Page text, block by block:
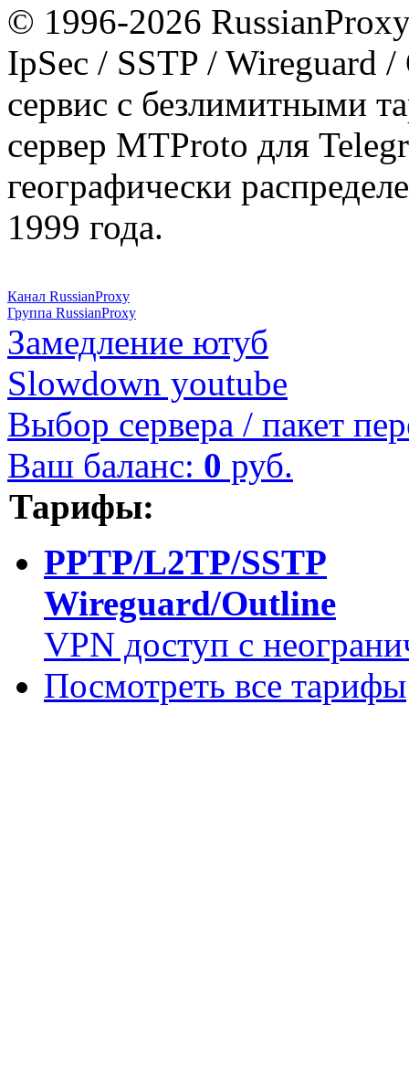
© 1996-2026
IpSec / SSTP / Wireguard
сервис с безлимитными
сервер MTProto для
географически
1999 года.
Канал RussianProxy
Группа RussianProxy
Замедление ютуб
Slowdown youtube
Выбор сервера / пакет
Ваш баланс: 0 руб.
Тарифы:
PPTP/L2TP/SSTP
Wireguard/Outline
VPN доступ с
Посмотреть все тарифы